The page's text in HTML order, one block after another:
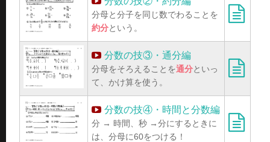
分母と分子を同じ数でわることを
約分という。
分数の技③・通分編
分母をそろえることを通分といっ
て、かけ算を使う。
分数の技④・時間と分数編
分 → 時間、秒 →分にするときに
は、分母に60をつける！